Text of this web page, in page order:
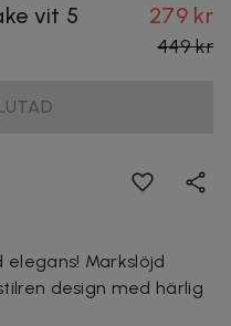
vit 5
279 kr
449 kr
Markslöjd
design med härlig